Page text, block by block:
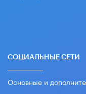
СОЦИАЛЬНЫЕ СЕТИ
Основные и